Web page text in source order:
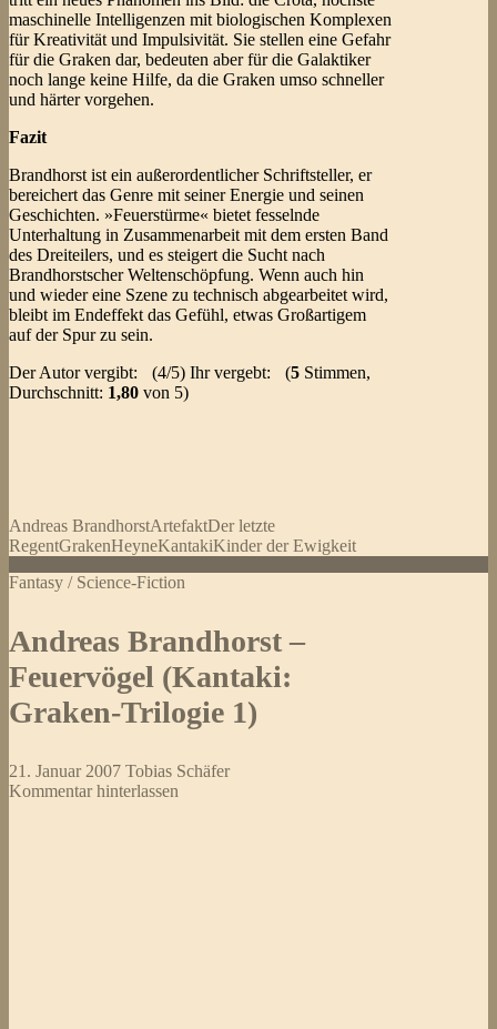
maschinelle Intelligenzen mit biologischen Komplexen
für Kreativität und Impulsivität. Sie stellen eine Gefahr
für die Graken dar, bedeuten aber für die Galaktiker
noch lange keine Hilfe, da die Graken umso schneller
und härter vorgehen.
Fazit
Brandhorst ist ein außerordentlicher Schriftsteller, er
bereichert das Genre mit seiner Energie und seinen
Geschichten. »Feuerstürme« bietet fesselnde
Unterhaltung in Zusammenarbeit mit dem ersten Band
des Dreiteilers, und es steigert die Sucht nach
Brandhorstscher Weltenschöpfung. Wenn auch hin
und wieder eine Szene zu technisch abgearbeitet wird,
bleibt im Endeffekt das Gefühl, etwas Großartigem
auf der Spur zu sein.
Der Autor vergibt:
(4/5) Ihr vergebt: (5 Stimmen,
Durchschnitt: 1,80 von 5)
Andreas BrandhorstArtefaktDer letzte
RegentGrakenHeyneKantakiKinder der Ewigkeit
Fantasy / Science-Fiction
Andreas Brandhorst –
Feuervögel (Kantaki:
Graken-Trilogie 1)
21. Januar 2007 Tobias Schäfer
Kommentar hinterlassen